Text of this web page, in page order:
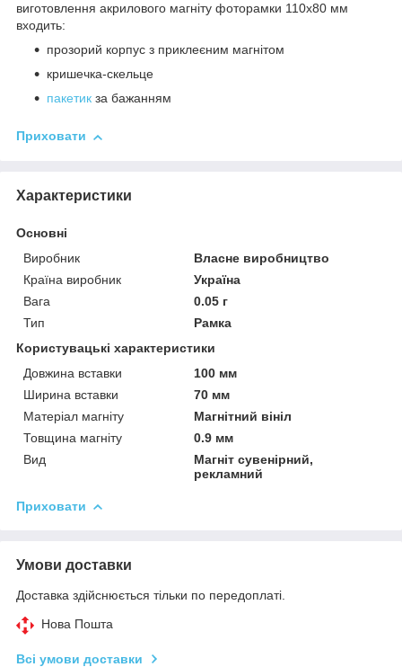
виготовлення акрилового магніту фоторамки 110х80 мм
входить:
прозорий корпус з приклеєним магнітом
кришечка-скельце
пакетик за бажанням
Приховати
Характеристики
Основні
Виробник
Власне виробництво
Країна виробник
Україна
Вага
0.05 г
Тип
Рамка
Користувацькі характеристики
Довжина вставки
100 мм
Ширина вставки
70 мм
Матеріал магніту
Магнітний вініл
Товщина магніту
0.9 мм
Вид
Магніт сувенірний,
рекламний
Приховати
Умови доставки
Доставка здійснюється тільки по передоплаті.
Нова Пошта
Всі умови доставки